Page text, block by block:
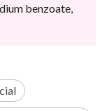
benzoate,